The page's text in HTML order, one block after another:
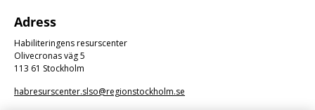
Adress
Habiliteringens resurscenter
Olivecronas väg 5
113 61 Stockholm
habresurscenter.slso@regionstockholm.se